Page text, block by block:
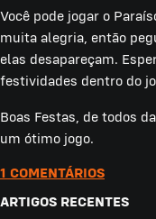
Você pode jogar o
muita alegria, então
elas desapareçam.
festividades dentro do
Boas Festas, de todos
um ótimo jogo.
1 COMENTÁRIOS
ARTIGOS RECENTES